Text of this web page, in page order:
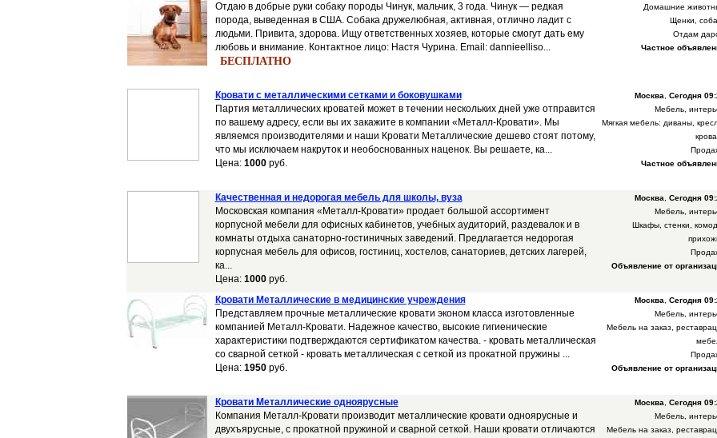
Отдаю в добрые руки собаку породы Чинук, мальчик, 3 года. Чинук — редкая
порода, выведенная в США. Собака дружелюбная, активная, отлично ладит с
людьми. Привита, здорова. Ищу ответственных хозяев, которые смогут дать ему
любовь и внимание. Контактное лицо: Настя Чурина. Email: dannieelliso...
БЕСПЛАТНО
Домашние
Щенки,
Отдам
Частное
Кровати с металлическими сетками и боковушками
Партия металлических кроватей может в течении нескольких дней уже отправится
по вашему адресу, если вы их закажите в компании «Металл-Кровати». Мы
являемся производителями и наши Кровати Металлические дешево стоят потому,
что мы исключаем накруток и необоснованных наценок. Вы решаете, ка...
Цена: 1000руб.
Москва
Сегодня
Мебель,
Мягкая мебель: диваны,
Частное
Качественная и недорогая мебель для школы, вуза
Московская компания «Металл-Кровати» продает большой ассортимент
корпусной мебели для офисных кабинетов, учебных аудиторий, раздевалок и в
комнаты отдыха санаторно-гостиничных заведений. Предлагается недорогая
корпусная мебель для офисов, гостиниц, хостелов, санаториев, детских лагерей,
ка...
Цена: 1000руб.
Москва
Сегодня
Мебель,
Шкафы, стенки,
Объявление от
Кровати Металлические в медицинские учреждения
Представляем прочные металлические кровати эконом класса изготовленные
компанией Металл-Кровати. Надежное качество, высокие гигиенические
характеристики подтверждаются сертификатом качества. - кровать металлическая
со сварной сеткой - кровать металлическая с сеткой из прокатной пружины ...
Цена: 1950руб.
Москва
Сегодня
Мебель,
Мебель на заказ,
Объявление от
Кровати Металлические одноярусные
Компания Металл-Кровати производит металлические кровати одноярусные и
двухъярусные, с прокатной пружиной и сварной сеткой. Наши кровати отличаются
Москва
Сегодня
Мебель,
Мебель на заказ,